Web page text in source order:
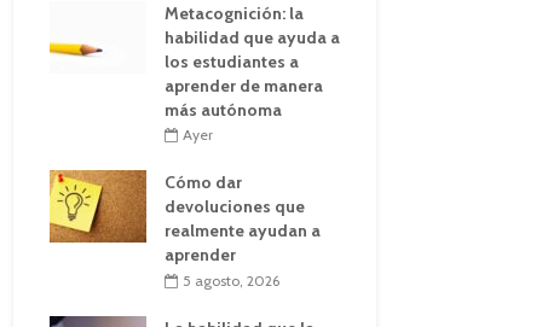
Metacognición: la
habilidad que ayuda a
los estudiantes a
aprender de manera
más autónoma
Ayer
Cómo dar
devoluciones que
realmente ayudan a
aprender
5 agosto, 2026